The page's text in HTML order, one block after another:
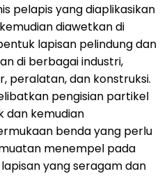
pelapis yang diaplikasikan
diawetkan di
lapisan pelindung dan
di berbagai industri,
peralatan, dan konstruksi.
pengisian partikel
dan kemudian
benda yang perlu
menempel pada
yang seragam dan